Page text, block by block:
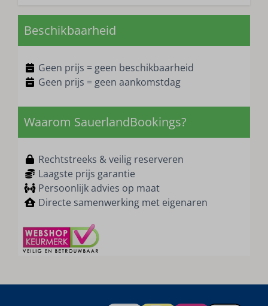
Beschikbaarheid
Geen prijs = geen beschikbaarheid
Geen prijs = geen aankomstdag
Waarom SauerlandBookings?
Rechtstreeks & veilig reserveren
Laagste prijs garantie
Persoonlijk advies op maat
Directe samenwerking met eigenaren